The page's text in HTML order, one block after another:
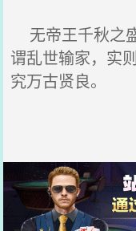
无帝王千秋之
谓乱世输家，实
究万古贤良。